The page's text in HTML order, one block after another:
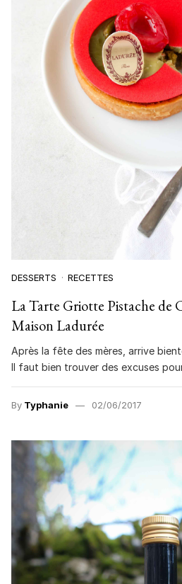
DESSERTS RECETTES
La Tarte Griotte Pistache de
Maison Ladurée
Après la fête des mères, arrive
Il faut bien trouver des excuses
By Typhanie 02/06/2017